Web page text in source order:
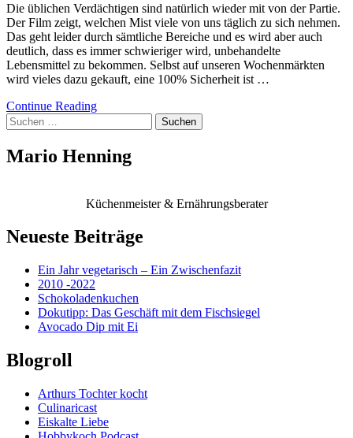
Die üblichen Verdächtigen sind natürlich wieder mit von der Partie.
Der Film zeigt, welchen Mist viele von uns täglich zu sich nehmen.
Das geht leider durch sämtliche Bereiche und es wird aber auch
deutlich, dass es immer schwieriger wird, unbehandelte
Lebensmittel zu bekommen. Selbst auf unseren Wochenmärkten
wird vieles dazu gekauft, eine 100% Sicherheit ist …
Continue Reading
Suchen
nach:
Mario Henning
Küchenmeister & Ernährungsberater
Neueste Beiträge
Ein Jahr vegetarisch – Ein Zwischenfazit
2010 -2022
Schokoladenkuchen
Dokutipp: Das Geschäft mit dem Fischsiegel
Avocado Dip mit Ei
Blogroll
Arthurs Tochter kocht
Culinaricast
Eiskalte Liebe